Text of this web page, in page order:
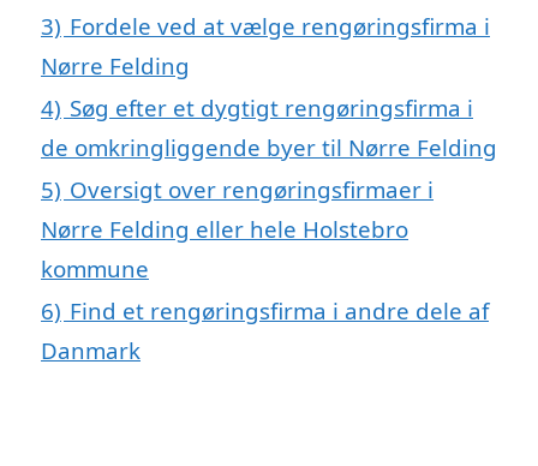
3) Fordele ved at vælge rengøringsfirma i
Nørre Felding
4) Søg efter et dygtigt rengøringsfirma i
de omkringliggende byer til Nørre Felding
5) Oversigt over rengøringsfirmaer i
Nørre Felding eller hele Holstebro
kommune
6) Find et rengøringsfirma i andre dele af
Danmark